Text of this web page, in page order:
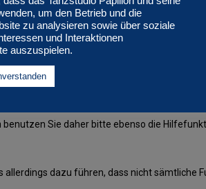
verhindern oder einschränken.
Ihrem konkret genutzten Internet-Browser
Hersteller bzw. Support. Bei sog.
die Einstellung Ihres Flash-Players
Sie daher bitte ebenso die
allerdings dazu führen, dass nicht
um den Betrieb und die
zu analysieren sowie über soziale
und Interaktionen
auszuspielen.